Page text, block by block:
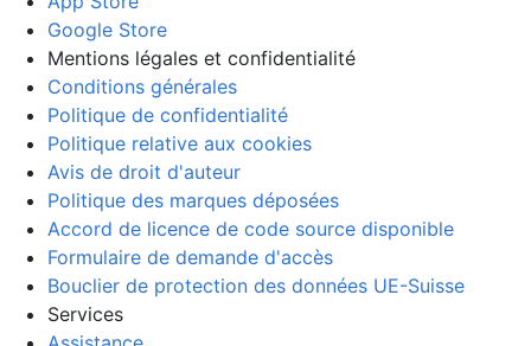
Google Store
Mentions légales et confidentialité
Conditions générales
Politique de confidentialité
Politique relative aux cookies
Avis de droit d'auteur
Politique des marques déposées
Accord de licence de code source disponible
Formulaire de demande d'accès
Bouclier de protection des données UE-Suisse
Services